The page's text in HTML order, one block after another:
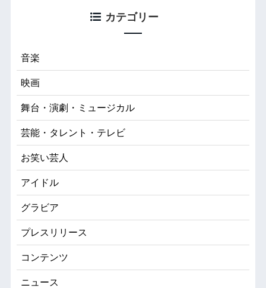
カテゴリー
音楽
映画
舞台・演劇・ミュージカル
芸能・タレント・テレビ
お笑い芸人
アイドル
グラビア
プレスリリース
コンテンツ
ニュース